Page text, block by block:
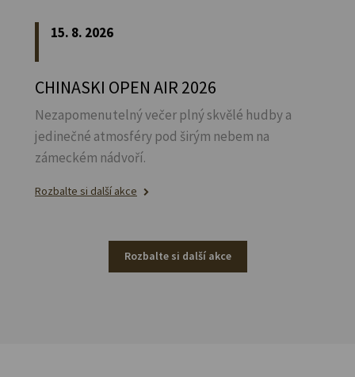
15. 8. 2026
CHINASKI OPEN AIR 2026
Nezapomenutelný večer plný skvělé hudby a
jedinečné atmosféry pod širým nebem na
zámeckém nádvoří.
Rozbalte si další akce
Rozbalte si další akce